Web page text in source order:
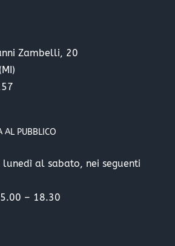
Zambelli, 20
AL PUBBLICO
al sabato, nei seguenti
– 18.30